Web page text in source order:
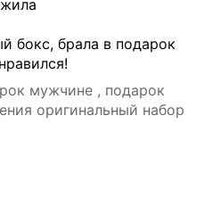
бокс, брала в подарок
мужчине , подарок
оригинальный набор